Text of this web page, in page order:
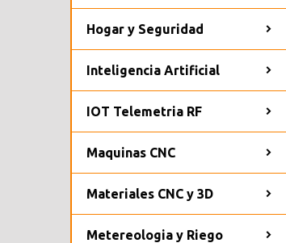
Hogar y Seguridad
Inteligencia Artificial
IOT Telemetria RF
Maquinas CNC
Materiales CNC y 3D
Metereologia y Riego